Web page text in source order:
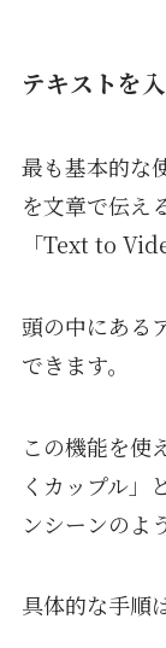
テキストを
最も基本的な
を文章で伝え
「Text to
頭の中にある
できます。
この機能を使
くカップル」
ンシーンのよ
具体的な手順